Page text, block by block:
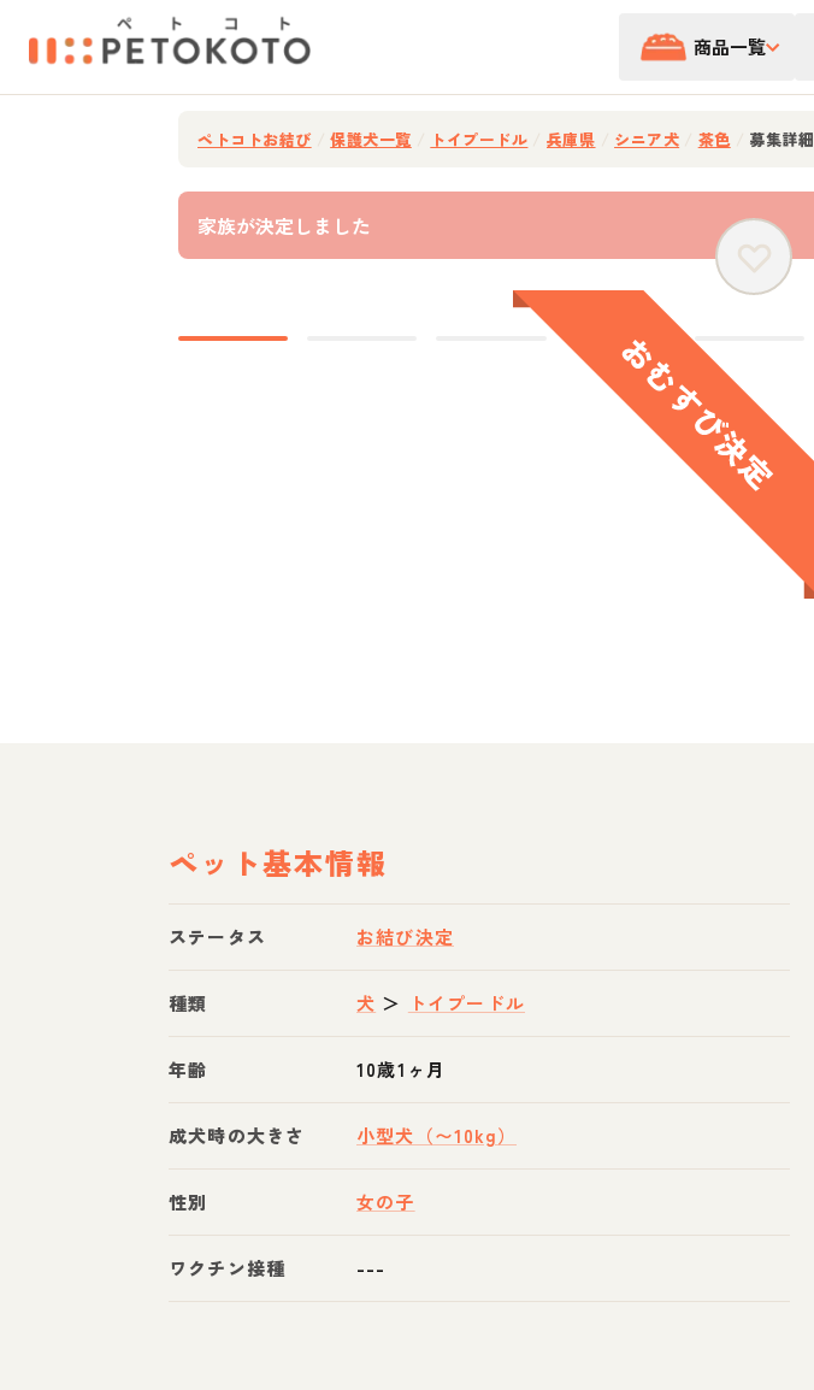
商品一覧
ペトコトお結び 保護犬一覧 トイプードル 兵庫県 シニア犬 茶色 募集詳細
家族が決定しました
ペット基本情報
ステータス お結び決定
種類 犬 ＞ トイプードル
年齢 10歳1ヶ月
成犬時の大きさ 小型犬（〜10kg）
性別 女の子
ワクチン接種 ---